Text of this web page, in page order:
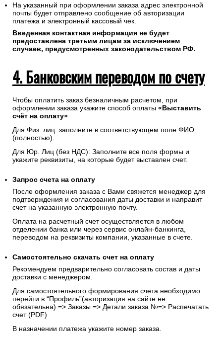
На указанный при оформлении заказа адрес электронной
почты будет отправлено сообщение об авторизации
платежа и электронный кассовый чек.
Введенная контактная информация не будет
предоставлена третьим лицам за исключением
случаев, предусмотренных законодательством РФ.
4. Банковским переводом по счету
Чтобы оплатить заказ безналичным расчетом, при
оформлении заказа укажите способ оплаты «Выставить
счёт на оплату»
Для Физ. лиц: заполните в соответствующем поле ФИО
(полностью).
Для Юр. Лиц (без НДС): Заполните все поля формы и
укажите реквизиты, на которые будет выставлен счет.
Запрос счета на оплату
После оформления заказа с Вами свяжется менеджер для
подтверждения и согласования даты доставки и направит
счет на указанную электронную почту.
Оплата на расчетный счет осуществляется в любом
отделении банка или через сервис онлайн-банкинга,
переводом на реквизиты компании, указанные в счете.
Самостоятельно скачать счет на оплату
Рекомендуем предварительно согласовать состав и даты
доставки с менеджером.
Для самостоятельного формирования счета необходимо
перейти в “Профиль”(авторизация на сайте не
обязательна) => Заказы => Детали заказа №=> Распечатать
счет (PDF)
В назначении платежа укажите номер заказа.